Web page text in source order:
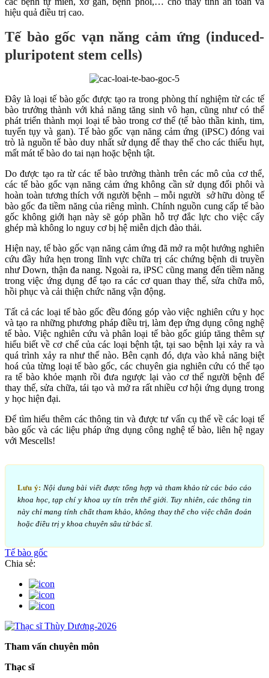
hiệu quả điều trị cao.
Tế bào gốc vạn năng cảm ứng (induced-
pluripotent stem cells)
Đây là loại tế bào gốc được tạo ra trong phòng thí nghiệm từ các tế
bào trưởng thành với khả năng tăng sinh vô hạn, cũng như có thể
phát triển thành mọi loại tế bào trong cơ thể (tế bào thần kinh, tim,
tuyến tụy và gan). Tế bào gốc vạn năng cảm ứng (iPSC) đóng vai
trò là nguồn tế bào duy nhất sử dụng để thay thế cho các thiếu hụt,
mất mát tế bào do tai nạn hoặc bệnh tật.
Do được tạo ra từ các tế bào trưởng thành trên các mô của cơ thể,
các tế bào gốc vạn năng cảm ứng không cần sử dụng đối phôi và
hoàn toàn tương thích với người bệnh – mỗi người sở hữu dòng tế
bào gốc đa tiềm năng của riêng mình. Chính nguồn cung cấp tế bào
gốc không giới hạn này sẽ góp phần hỗ trợ đắc lực cho việc cấy
ghép mà không lo nguy cơ bị hệ miễn dịch đào thải.
Hiện nay, tế bào gốc vạn năng cảm ứng đã mở ra một hướng nghiên
cứu đầy hứa hẹn trong lĩnh vực chữa trị các chứng bệnh di truyền
như Down, thận đa nang. Ngoài ra, iPSC cũng mang đến tiềm năng
trong việc ứng dụng để tạo ra các cơ quan thay thế, sửa chữa mô,
hồi phục và cải thiện chức năng vận động.
Tất cả các loại tế bào gốc đều đóng góp vào việc nghiên cứu y học
và tạo ra những phương pháp điều trị, làm đẹp ứng dụng công nghệ
tế bào. Việc nghiên cứu và phân loại tế bào gốc giúp tăng thêm sự
hiểu biết về cơ chế của các loại bệnh tật, tại sao bệnh lại xảy ra và
quá trình xảy ra như thế nào. Bên cạnh đó, dựa vào khả năng biệt
hoá của từng loại tế bào gốc, các chuyên gia nghiên cứu có thể tạo
ra tế bào khỏe mạnh rồi đưa ngược lại vào cơ thể người bệnh để
thay thế, sửa chữa, tái tạo và mở ra rất nhiều cơ hội ứng dụng trong
y học hiện đại.
Để tìm hiểu thêm các thông tin và được tư vấn cụ thể về các loại tế
bào gốc và các liệu pháp ứng dụng công nghệ tế bào, liên hệ ngay
với Mescells!
Lưu ý: Nội dung bài viết được tổng hợp và tham khảo từ các báo cáo
khoa học, tạp chí y khoa uy tín trên thế giới. Tuy nhiên, các thông tin
này chỉ mang tính chất tham khảo, không thay thế cho việc chẩn đoán
hoặc điều trị y khoa chuyên sâu từ bác sĩ.
Tế bào gốc
Chia sẻ:
Tham vấn chuyên môn
Thạc sĩ